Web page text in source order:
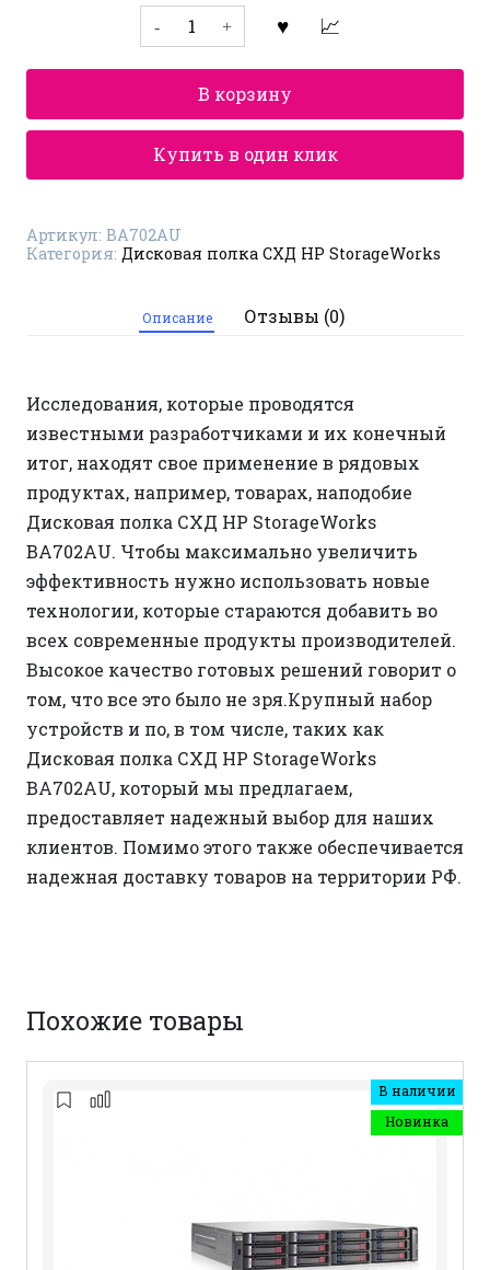
Количество
товара
Дисковая
полка
StorageWorks
BA702AU
В корзину
Купить в один клик
Артикул: BA702AU
Категория: Дисковая полка СХД HP StorageWorks
Описание Отзывы (0)
Исследования, которые проводятся
известными разработчиками и их конечный
итог, находят свое применение в рядовых
продуктах, например, товарах, наподобие
Дисковая полка СХД HP StorageWorks
BA702AU. Чтобы максимально увеличить
эффективность нужно использовать новые
технологии, которые стараются добавить во
всех современные продукты производителей.
Высокое качество готовых решений говорит о
том, что все это было не зря.Крупный набор
устройств и по, в том числе, таких как
Дисковая полка СХД HP StorageWorks
BA702AU, который мы предлагаем,
предоставляет надежный выбор для наших
клиентов. Помимо этого также обеспечивается
надежная доставку товаров на территории РФ.
Похожие товары
В наличии
Новинка